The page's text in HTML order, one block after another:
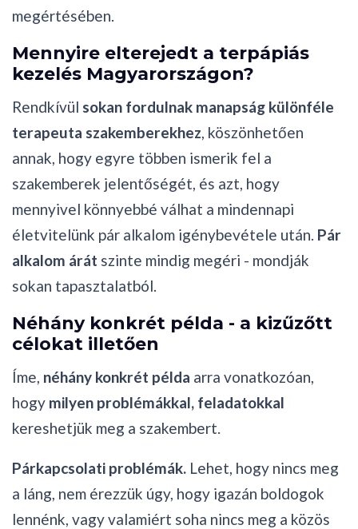
megértésében.
Mennyire elterejedt a terpápiás
kezelés Magyarországon?
Rendkívül sokan fordulnak manapság különféle
terapeuta szakemberekhez, köszönhetően
annak, hogy egyre többen ismerik fel a
szakemberek jelentőségét, és azt, hogy
mennyivel könnyebbé válhat a mindennapi
életvitelünk pár alkalom igénybevétele után. Pár
alkalom árát szinte mindig megéri - mondják
sokan tapasztalatból.
Néhány konkrét példa - a kizűzőtt
célokat illetően
Íme, néhány konkrét példa arra vonatkozóan,
hogy milyen problémákkal, feladatokkal
kereshetjük meg a szakembert.
Párkapcsolati problémák. Lehet, hogy nincs meg
a láng, nem érezzük úgy, hogy igazán boldogok
lennénk, vagy valamiért soha nincs meg a közös